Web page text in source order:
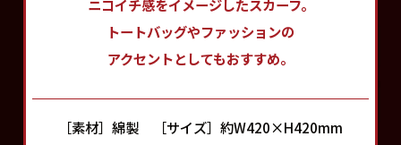
ニコイチ感をイメージしたスカーフ。
トートバッグやファッションの
アクセントとしてもおすすめ。
［素材］綿製 ［サイズ］約W420×H420mm